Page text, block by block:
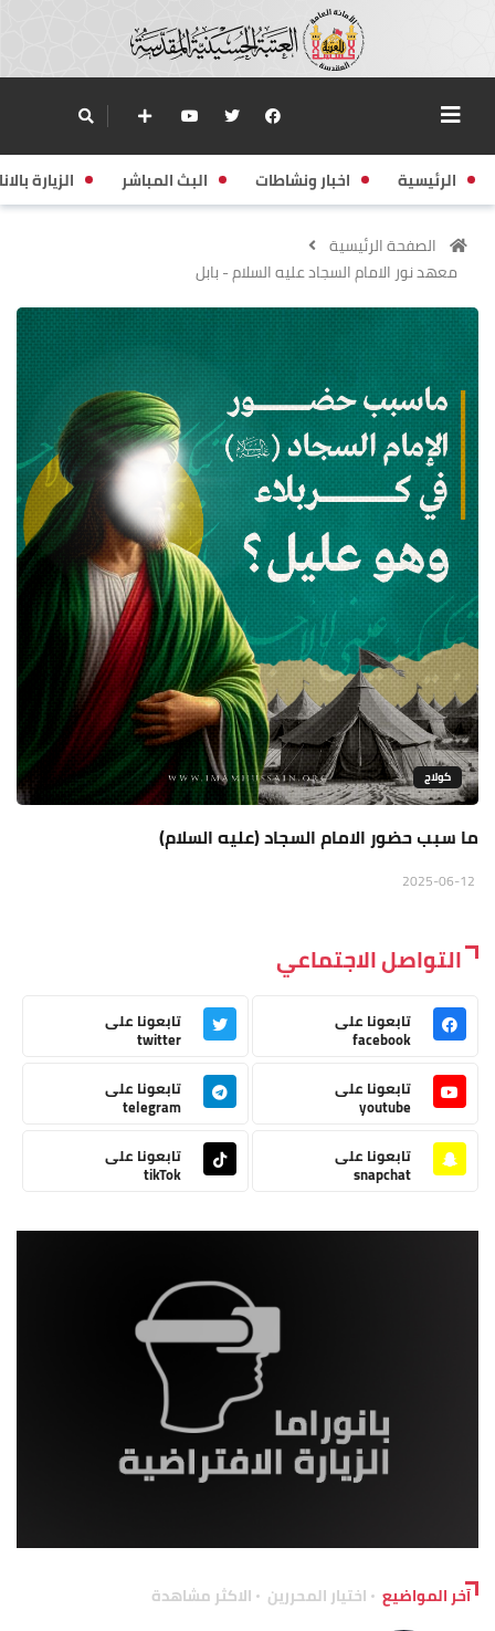
الرئيسية اخبار ونشاطات البث المباشر الزيارة
الصفحة الرئيسية
معهد نور الامام السجاد عليه السلام - بابل
كولاج
ما سبب حضور الامام السجاد (عليه السلام)
التواصل الاجتماعي
تابعونا على
facebook
تابعونا على
twitter
تابعونا على
youtube
تابعونا على
telegram
تابعونا على
snapchat
تابعونا على
tikTok
آخر المواضيع اختيار المحررين الاكثر مشاهدة